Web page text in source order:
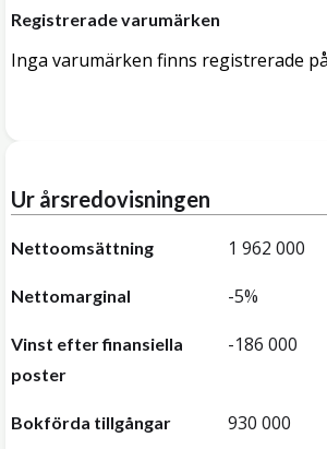
Registrerade varumärken
Inga varumärken finns registrerade
Ur årsredovisningen
Nettoomsättning 1 962 000
Nettomarginal -5%
Vinst efter finansiella
poster
-186 000
Bokförda tillgångar 930 000